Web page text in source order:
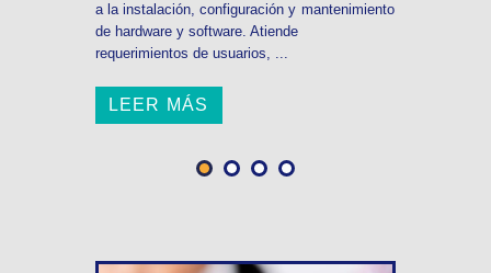
a la instalación, configuración y mantenimiento
de hardware y software. Atiende
requerimientos de usuarios, ...
LEER MÁS